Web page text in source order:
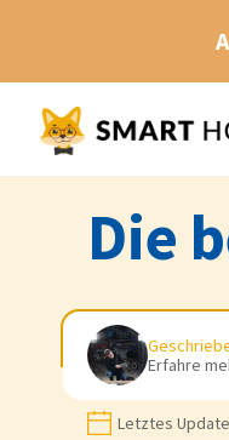
Die
Erfahre
Letztes